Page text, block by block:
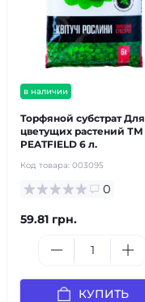
в наличии
Торфяной субстрат Для
цветущих растений ТМ
PEATFIELD 6 л.
Код товара: 003095
0
59.81 грн.
КУПИТЬ